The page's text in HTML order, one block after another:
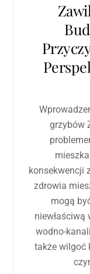
grzybów
konsekwencji
zdrowia
mogą
wodno-
także wilgoć